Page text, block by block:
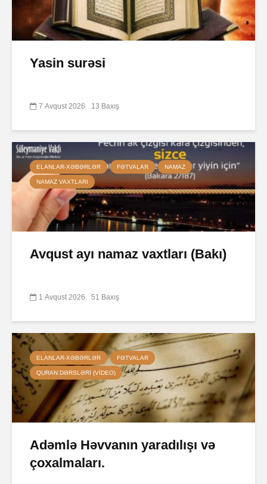
Yasin surəsi
7 Avqust 2026 13 Baxış
ELANLAR-XƏBƏRLƏR FƏTVALAR NAMAZ
NAMAZ VAXTLARI
Avqust ayı namaz vaxtları (Bakı)
1 Avqust 2026 51 Baxış
ELANLAR-XƏBƏRLƏR FƏTVALAR
QURAN DƏRSLƏRI (VIDEO)
Adəmlə Həvvanın yaradılışı və
çoxalmaları.